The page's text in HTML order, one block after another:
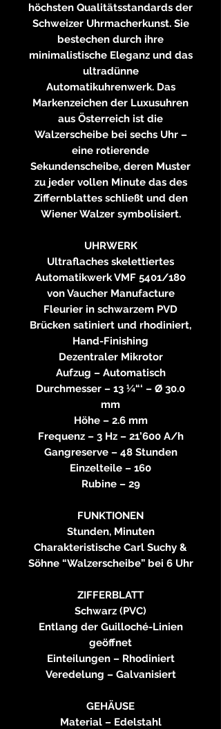
höchsten Qualitätsstandards der
Schweizer Uhrmacherkunst. Sie
bestechen durch ihre
minimalistische Eleganz und das
ultradünne
Automatikuhrenwerk. Das
Markenzeichen der Luxusuhren
aus Österreich ist die
Walzerscheibe bei sechs Uhr –
eine rotierende
Sekundenscheibe, deren Muster
zu jeder vollen Minute das des
Ziffernblattes schließt und den
Wiener Walzer symbolisiert.
UHRWERK
Ultraflaches skelettiertes
Automatikwerk VMF 5401/180
von Vaucher Manufacture
Fleurier in schwarzem PVD
Brücken satiniert und rhodiniert,
Hand-Finishing
Dezentraler Mikrotor
Aufzug – Automatisch
Durchmesser – 13 ¼“‘ – Ø 30.0
mm
Höhe – 2.6 mm
Frequenz – 3 Hz – 21’600 A/h
Gangreserve – 48 Stunden
Einzelteile – 160
Rubine – 29
FUNKTIONEN
Stunden, Minuten
Charakteristische Carl Suchy &
Söhne “Walzerscheibe” bei 6 Uhr
ZIFFERBLATT
Schwarz (PVC)
Entlang der Guilloché-Linien
geöffnet
Einteilungen – Rhodiniert
Veredelung – Galvanisiert
GEHÄUSE
Material – Edelstahl